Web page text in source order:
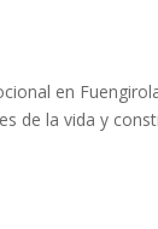
en
de la vida y